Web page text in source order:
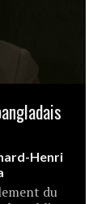
Henri
du